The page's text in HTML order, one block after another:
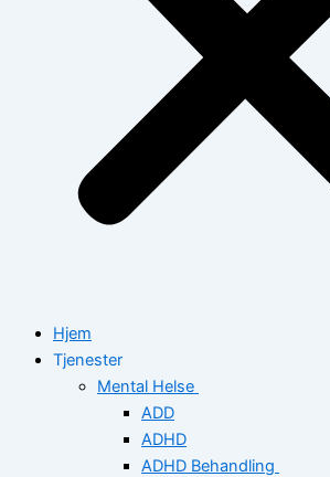
Hjem
Tjenester
Mental Helse
ADD
ADHD
ADHD Behandling